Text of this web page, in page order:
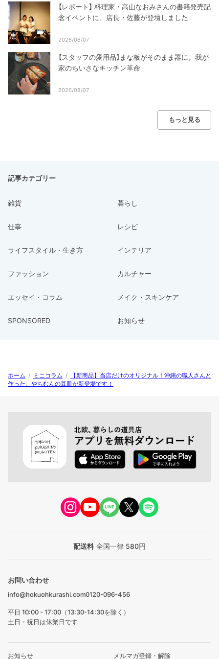
【レポート】 料理家・高山なおみさんの書籍発売記
念イベントに、店長・佐藤が登壇しました
2026/08/07
【スタッフの愛用品】まな板がそのまま器に。我が
家のちいさなキッチン革命
2026/08/07
もっと見る
記事カテゴリー
雑貨 暮らし
仕事 レシピ
ライフスタイル・生き方 インテリア
ファッション カルチャー
エッセイ・コラム メイク・スキンケア
SPONSORED お知らせ
ホーム / ミニコラム /
【新商品】当店だけのオリジナル！沖縄の職人さんと
作った、やちむんの豆皿が新登場です！
配送料 全国一律 580円
お問い合わせ
info@hokuohkurashi.com0120-096-456
平日 10:00 - 17:00（13:30-14:30を除く）
土日・祝日は休業日です
お知らせ メルマガ登録・解除